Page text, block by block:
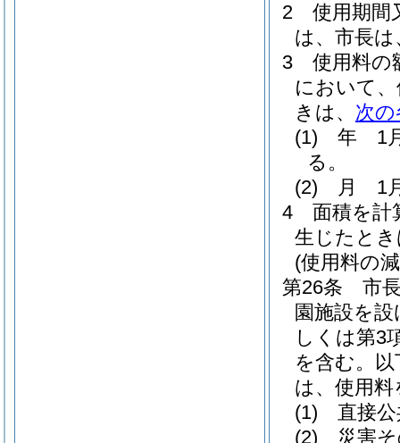
2
使用期間
は、市長
3
使用料の
において
きは、 次
(1)
年 1
る。
(2)
月 1
4
面積を計
生じたと
(使用料の
第26条
市
園施設を
しくは第3
を含む。
は、使用
(1)
直接
(2)
災害